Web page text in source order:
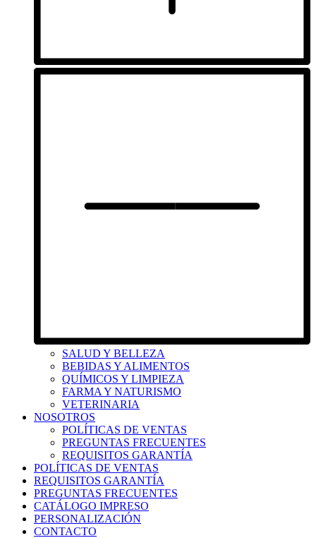
SALUD Y BELLEZA
BEBIDAS Y ALIMENTOS
QUÍMICOS Y LIMPIEZA
FARMA Y NATURISMO
VETERINARIA
NOSOTROS
POLÍTICAS DE VENTAS
PREGUNTAS FRECUENTES
REQUISITOS GARANTÍA
POLÍTICAS DE VENTAS
REQUISITOS GARANTÍA
PREGUNTAS FRECUENTES
CATÁLOGO IMPRESO
PERSONALIZACIÓN
CONTACTO